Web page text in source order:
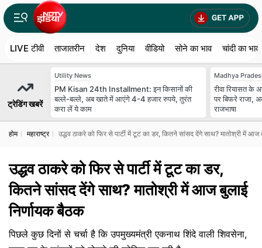
LIVE टीवी ताजातरीन देश दुनिया वीडियो सोने का भाव चांदी का भाव
ट्रेडिंग खबरें
Utility News
PM Kisan 24th Installment: इन किसानों की
बल्ले-बल्ले, अब खाते में आएंगे 4-4 हजार रुपये, तुरंत
करा लें ये काम
Madhya
रीवा रियासत के
पर बिफरे राजा,
राजभाषा
होम महाराष्ट्र उद्धव ठाकरे को फिर से पार्टी में टूट का डर, कितने सांसद देंगे साथ? मातोश्री में आज
उद्धव ठाकरे को फिर से पार्टी में टूट का डर,
कितने सांसद देंगे साथ? मातोश्री में आज बुलाई
निर्णायक बैठक
पिछले कुछ दिनों से चर्चा है कि उपमुख्यमंत्री एकनाथ शिंदे वाली शिवसेना,